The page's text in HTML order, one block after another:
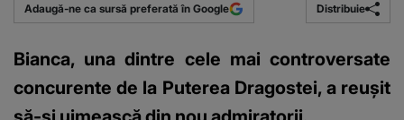
Adaugă-ne ca sursă preferată în Google Distribuie
Bianca, una dintre cele mai controversate
concurente de la Puterea Dragostei, a reușit